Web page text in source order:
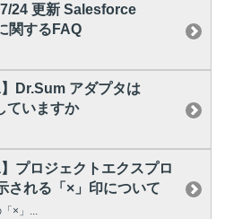
24 更新 Salesforce
関するFAQ
Dr.Sum アダプタは
ていますか
プロジェクトエクスプロ
される「×」印について
×」...